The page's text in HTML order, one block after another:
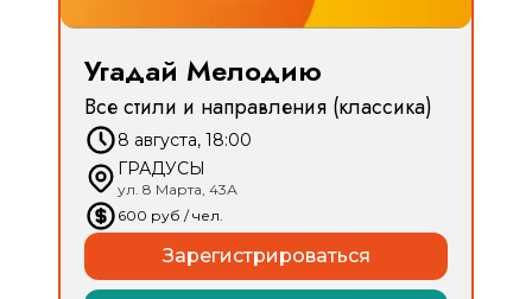
Угадай Мелодию
Все стили и направления (классика)
8 августа, 18:00
ГРАДУСЫ
ул. 8 Марта, 43А
600 руб / чел.
Зарегистрироваться